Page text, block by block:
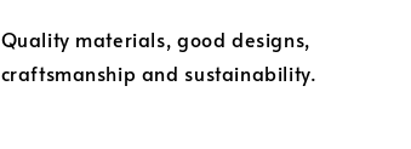
Quality materials, good designs,
craftsmanship and sustainability.